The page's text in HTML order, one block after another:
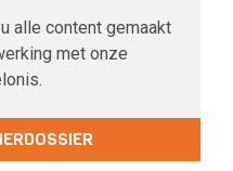
alle content gemaakt
met onze